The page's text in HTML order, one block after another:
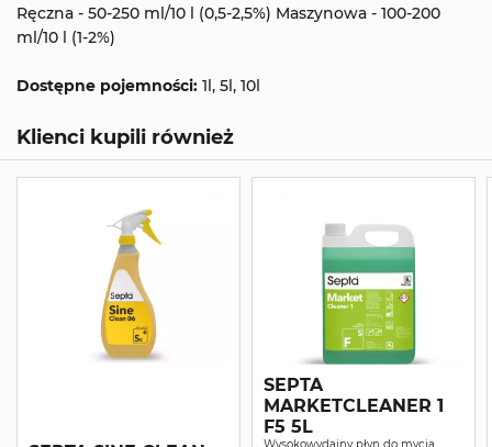
Ręczna - 50-250 ml/10 l (0,5-2,5%) Maszynowa - 100-200
ml/10 l (1-2%)
Dostępne pojemności: 1l, 5l, 10l
Klienci kupili również
SEPTA
MARKETCLEANER 1
F5 5L